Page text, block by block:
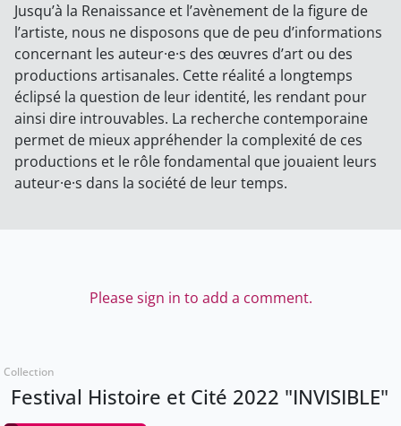
Jusqu’à la Renaissance et l’avènement de la figure de
l’artiste, nous ne disposons que de peu d’informations
concernant les auteur·e·s des œuvres d’art ou des
productions artisanales. Cette réalité a longtemps
éclipsé la question de leur identité, les rendant pour
ainsi dire introuvables. La recherche contemporaine
permet de mieux appréhender la complexité de ces
productions et le rôle fondamental que jouaient leurs
auteur·e·s dans la société de leur temps.
Please sign in to add a comment.
Collection
Festival Histoire et Cité 2022 "INVISIBLE"